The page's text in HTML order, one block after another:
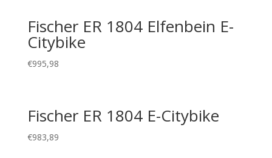
Fischer ER 1804 Elfenbein E-
Citybike
€995,98
Fischer ER 1804 E-Citybike
€983,89